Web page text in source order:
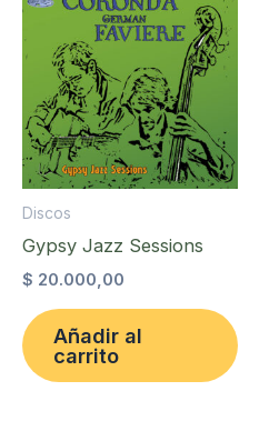
Discos
Gypsy Jazz Sessions
$ 20.000,00
Añadir al
carrito